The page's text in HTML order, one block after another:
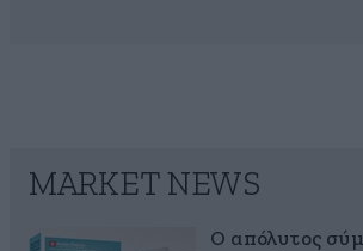
MARKET NEWS
Ο απόλυτος